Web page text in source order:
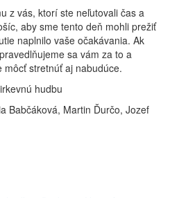
z vás, ktorí ste neľutovali čas a
aby sme tento deň mohli prežiť
naplnilo vaše očakávania. Ak
sa vám za to a
stretnúť aj nabudúce.
hudbu
Babčáková, Martin Ďurčo, Jozef